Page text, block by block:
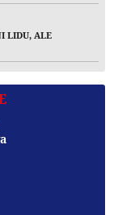
LIDU, ALE